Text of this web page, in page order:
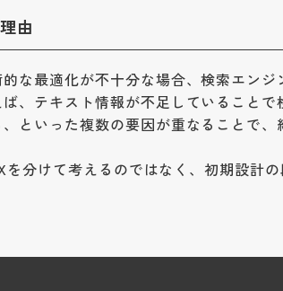
由
な最適化が不十分な場合、検索エンジ
、テキスト情報が不足していることで
といった複数の要因が重なることで、
分けて考えるのではなく、初期設計